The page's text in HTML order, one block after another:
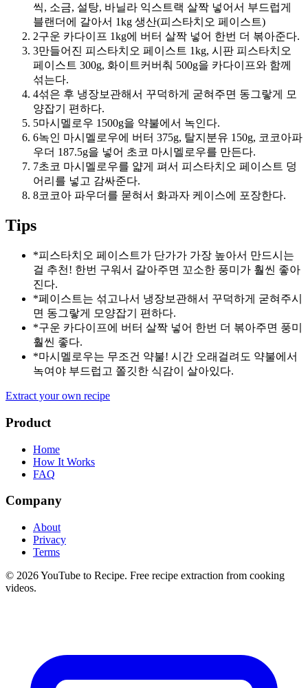
씩, 소금, 설탕, 바닐라 익스트랙 살짝 넣어서 부드럽게
블랜더에 갈아서 1kg 생산(피스타치오 페이스트)
2구운 카다이프 1kg에 버터 살짝 넣어 한번 더 볶아준다.
3만들어진 피스타치오 페이스트 1kg, 시판 피스타치오
페이스트 300g, 화이트커버춰 500g을 카다이프와 함께
섞는다.
4섞은 후 냉장보관해서 꾸덕하게 굳혀주면 동그랗게 모
양잡기 편하다.
5마시멜로우 1500g을 약불에서 녹인다.
6녹인 마시멜로우에 버터 375g, 탈지분유 150g, 코코아파
우더 187.5g을 넣어 초코 마시멜로우를 만든다.
7초코 마시멜로우를 얇게 펴서 피스타치오 페이스트 덩
어리를 넣고 감싸준다.
8코코아 파우더를 묻혀서 화과자 케이스에 포장한다.
Tips
*피스타치오 페이스트가 단가가 가장 높아서 만드시는
걸 추천! 한번 구워서 갈아주면 꼬소한 풍미가 훨씬 좋아
진다.
*페이스트는 섞고나서 냉장보관해서 꾸덕하게 굳혀주시
면 동그랗게 모양잡기 편하다.
*구운 카다이프에 버터 살짝 넣어 한번 더 볶아주면 풍미
훨씬 좋다.
*마시멜로우는 무조건 약불! 시간 오래걸려도 약불에서
녹여야 부드럽고 쫄깃한 식감이 살아있다.
Extract your own recipe
Product
Home
How It Works
FAQ
Company
About
Privacy
Terms
© 2026YouTube to Recipe. Free recipe extraction from cooking
videos.